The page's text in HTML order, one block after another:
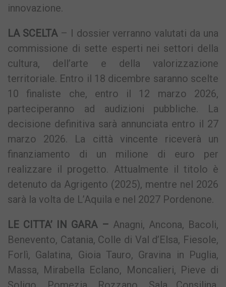
innovazione.
LA SCELTA– I dossier verranno valutati da una
commissione di sette esperti nei settori della
cultura, dell’arte e della valorizzazione
territoriale. Entro il 18 dicembre saranno scelte
10 finaliste che, entro il 12 marzo 2026,
parteciperanno ad audizioni pubbliche. La
decisione definitiva sarà annunciata entro il 27
marzo 2026. La città vincente riceverà un
finanziamento di un milione di euro per
realizzare il progetto. Attualmente il titolo è
detenuto da Agrigento (2025), mentre nel 2026
sarà la volta de L’Aquila e nel 2027 Pordenone.
LE CITTA’ IN GARA – Anagni, Ancona, Bacoli,
Benevento, Catania, Colle di Val d’Elsa, Fiesole,
Forlì, Galatina, Gioia Tauro, Gravina in Puglia,
Massa, Mirabella Eclano, Moncalieri, Pieve di